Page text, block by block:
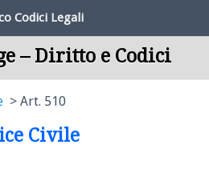
Codici Legali
– Diritto e Codici
Art. 510
Civile